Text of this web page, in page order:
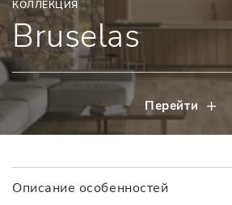
КОЛЛЕКЦИЯ
Bruselas
Перейти
Описание особенностей